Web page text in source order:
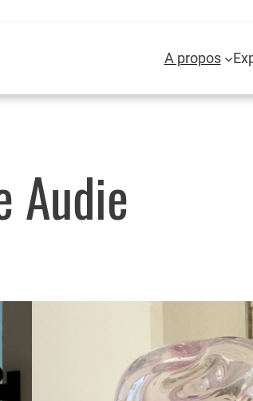
A propos
Audie